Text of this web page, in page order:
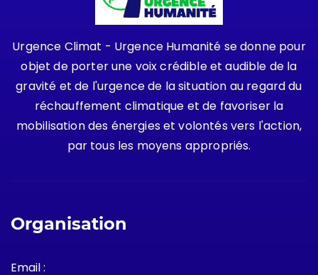
Urgence Climat - Urgence Humanité se donne pour
objet de porter une voix crédible et audible de la
gravité et de l'urgence de la situation au regard du
réchauffement climatique et de favoriser la
mobilisation des énergies et volontés vers l'action,
par tous les moyens appropriés.
Organisation
Email :